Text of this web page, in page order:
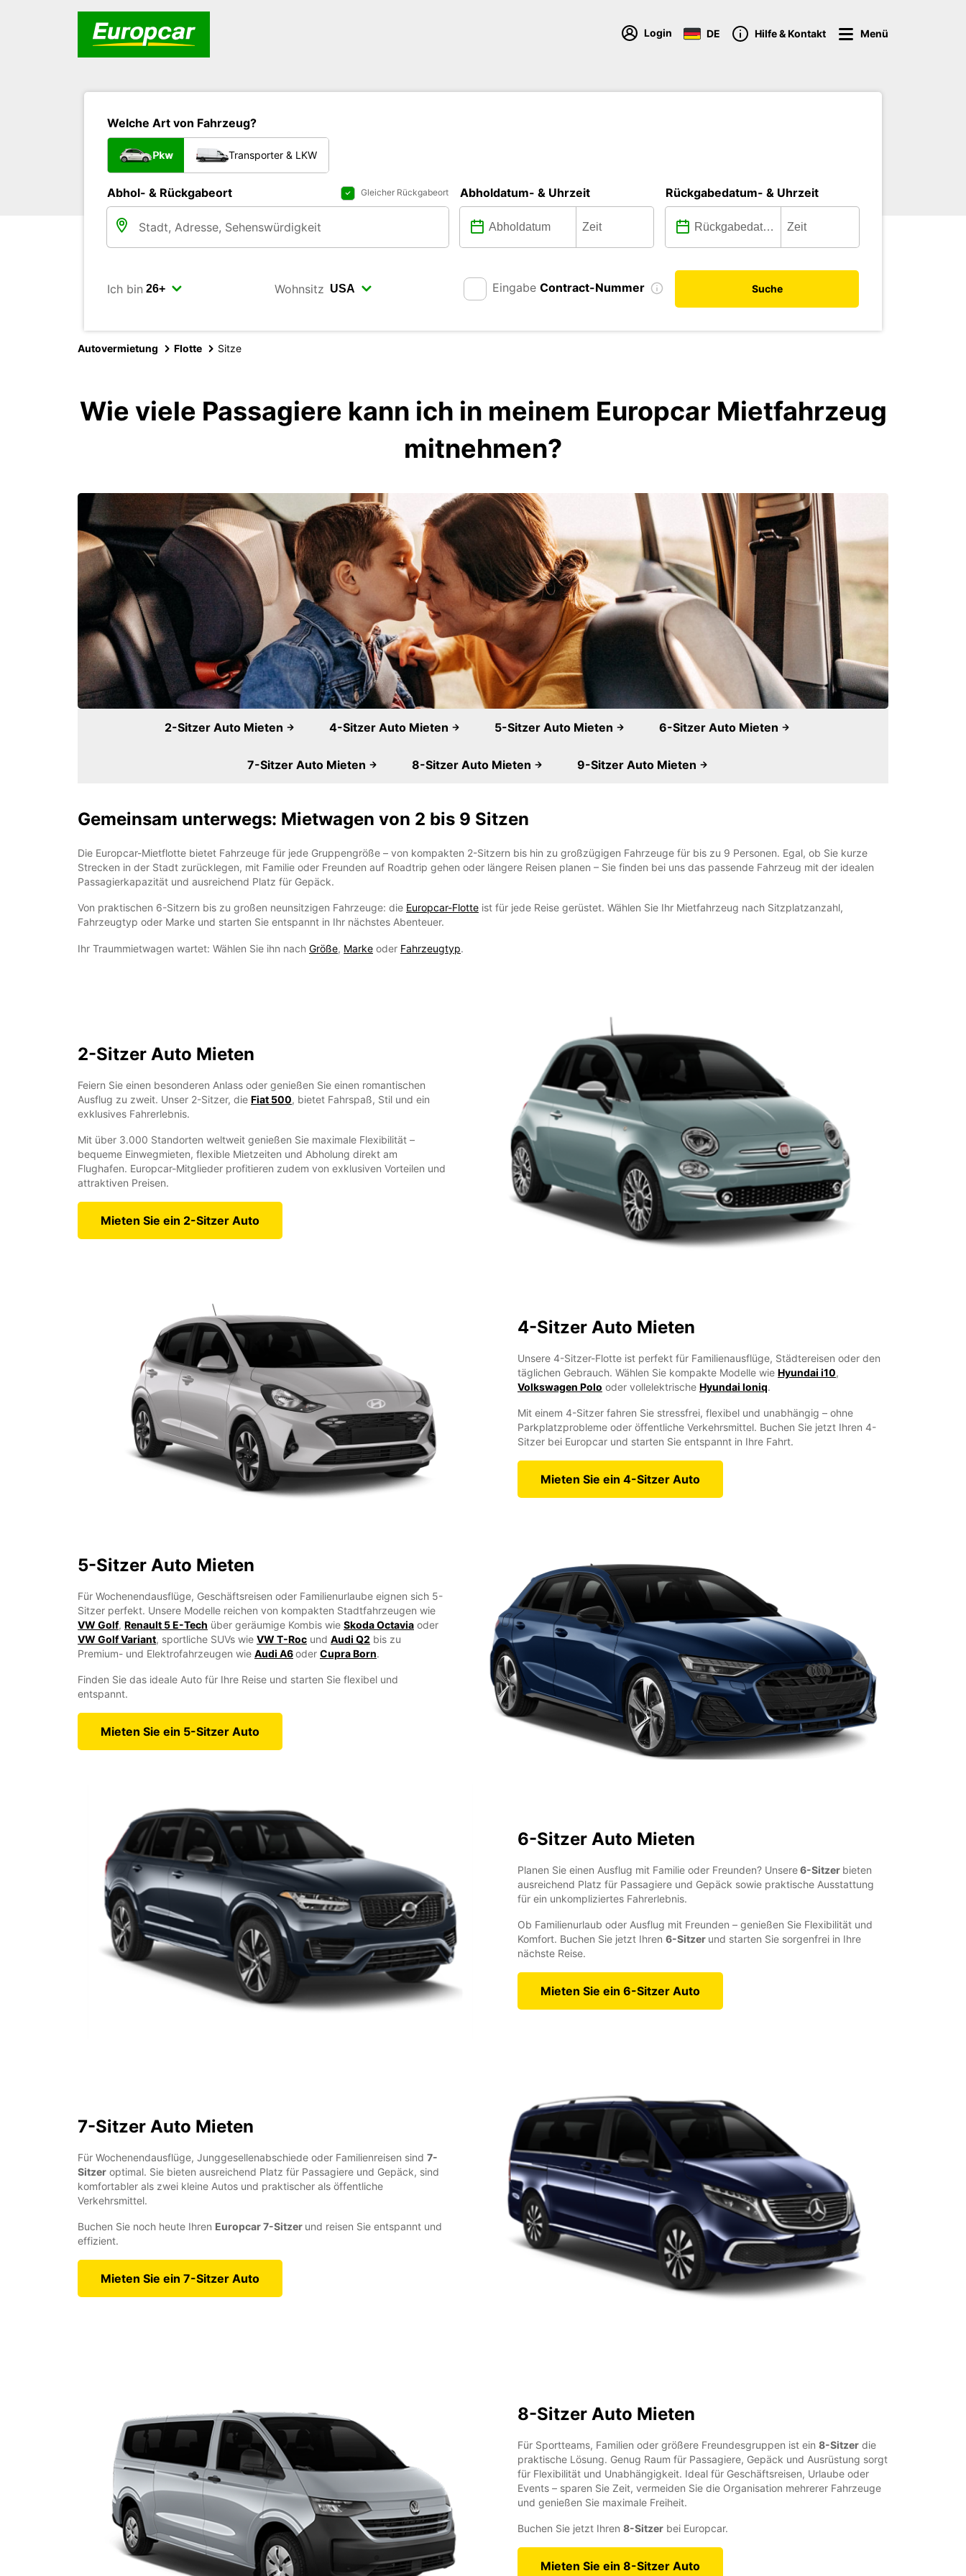
Login DE Hilfe & Kontakt Menü
Welche Art von Fahrzeug?
Pkw Transporter & LKW
Abhol- & Rückgabeort Gleicher Rückgabeort Abholdatum- & Uhrzeit Rückgabedatum- & Uhrzeit
Ich bin Wohnsitz Eingabe Contract-Nummer Suche
Autovermietung Flotte Sitze
Wie viele Passagiere kann ich in meinem Europcar Mietfahrzeug
mitnehmen?
2-Sitzer Auto Mieten 4-Sitzer Auto Mieten 5-Sitzer Auto Mieten 6-Sitzer Auto Mieten
7-Sitzer Auto Mieten 8-Sitzer Auto Mieten 9-Sitzer Auto Mieten
Gemeinsam unterwegs: Mietwagen von 2 bis 9 Sitzen
Die Europcar-Mietflotte bietet Fahrzeuge für jede Gruppengröße – von kompakten 2-Sitzern bis hin zu großzügigen Fahrzeuge für bis zu 9 Personen. Egal, ob Sie kurze
Strecken in der Stadt zurücklegen, mit Familie oder Freunden auf Roadtrip gehen oder längere Reisen planen – Sie finden bei uns das passende Fahrzeug mit der idealen
Passagierkapazität und ausreichend Platz für Gepäck.
Von praktischen 6-Sitzern bis zu großen neunsitzigen Fahrzeuge: die Europcar-Flotte ist für jede Reise gerüstet. Wählen Sie Ihr Mietfahrzeug nach Sitzplatzanzahl,
Fahrzeugtyp oder Marke und starten Sie entspannt in Ihr nächstes Abenteuer.
Ihr Traummietwagen wartet: Wählen Sie ihn nach Größe, Marke oder Fahrzeugtyp.
2-Sitzer Auto Mieten
Feiern Sie einen besonderen Anlass oder genießen Sie einen romantischen
Ausflug zu zweit. Unser 2-Sitzer, die Fiat 500, bietet Fahrspaß, Stil und ein
exklusives Fahrerlebnis.
Mit über 3.000 Standorten weltweit genießen Sie maximale Flexibilität –
bequeme Einwegmieten, flexible Mietzeiten und Abholung direkt am
Flughafen. Europcar-Mitglieder profitieren zudem von exklusiven Vorteilen und
attraktiven Preisen.
Mieten Sie ein 2-Sitzer Auto
4-Sitzer Auto Mieten
Unsere 4-Sitzer-Flotte ist perfekt für Familienausflüge, Städtereisen oder den
täglichen Gebrauch. Wählen Sie kompakte Modelle wie Hyundai i10,
Volkswagen Polo oder vollelektrische Hyundai Ioniq.
Mit einem 4-Sitzer fahren Sie stressfrei, flexibel und unabhängig – ohne
Parkplatzprobleme oder öffentliche Verkehrsmittel. Buchen Sie jetzt Ihren 4-
Sitzer bei Europcar und starten Sie entspannt in Ihre Fahrt.
Mieten Sie ein 4-Sitzer Auto
5-Sitzer Auto Mieten
Für Wochenendausflüge, Geschäftsreisen oder Familienurlaube eignen sich 5-
Sitzer perfekt. Unsere Modelle reichen von kompakten Stadtfahrzeugen wie
VW Golf, Renault 5 E-Tech über geräumige Kombis wie Skoda Octavia oder
VW Golf Variant, sportliche SUVs wie VW T-Roc und Audi Q2 bis zu
Premium- und Elektrofahrzeugen wie Audi A6oder Cupra Born.
Finden Sie das ideale Auto für Ihre Reise und starten Sie flexibel und
entspannt.
Mieten Sie ein 5-Sitzer Auto
6-Sitzer Auto Mieten
Planen Sie einen Ausflug mit Familie oder Freunden? Unsere6-Sitzer bieten
ausreichend Platz für Passagiere und Gepäck sowie praktische Ausstattung
für ein unkompliziertes Fahrerlebnis.
Ob Familienurlaub oder Ausflug mit Freunden – genießen Sie Flexibilität und
Komfort. Buchen Sie jetzt Ihren 6-Sitzer und starten Sie sorgenfrei in Ihre
nächste Reise.
Mieten Sie ein 6-Sitzer Auto
7-Sitzer Auto Mieten
Für Wochenendausflüge, Junggesellenabschiede oder Familienreisen sind 7-
Sitzer optimal. Sie bieten ausreichend Platz für Passagiere und Gepäck, sind
komfortabler als zwei kleine Autos und praktischer als öffentliche
Verkehrsmittel.
Buchen Sie noch heute Ihren Europcar 7-Sitzer und reisen Sie entspannt und
effizient.
Mieten Sie ein 7-Sitzer Auto
8-Sitzer Auto Mieten
Für Sportteams, Familien oder größere Freundesgruppen ist ein 8-Sitzer die
praktische Lösung. Genug Raum für Passagiere, Gepäck und Ausrüstung sorgt
für Flexibilität und Unabhängigkeit. Ideal für Geschäftsreisen, Urlaube oder
Events – sparen Sie Zeit, vermeiden Sie die Organisation mehrerer Fahrzeuge
und genießen Sie maximale Freiheit.
Buchen Sie jetzt Ihren 8-Sitzer bei Europcar.
Mieten Sie ein 8-Sitzer Auto